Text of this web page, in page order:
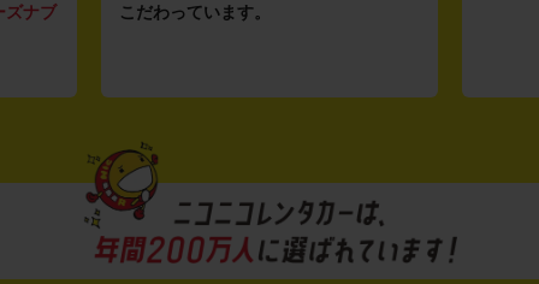
ズナブ
こだわっています。